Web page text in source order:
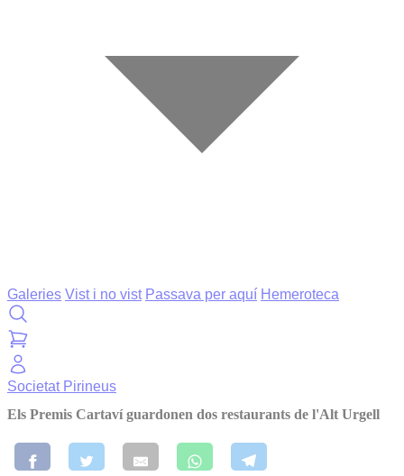
Galeries Vist i no vist Passava per aquí Hemeroteca
Societat Pirineus
Els Premis Cartaví guardonen dos restaurants de l'Alt Urgell